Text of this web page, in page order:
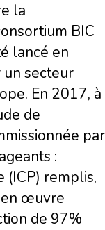
la
BIC
lancé en
secteur
En 2017, à
de
par
:
(ICP) remplis,
en œuvre
de 97%